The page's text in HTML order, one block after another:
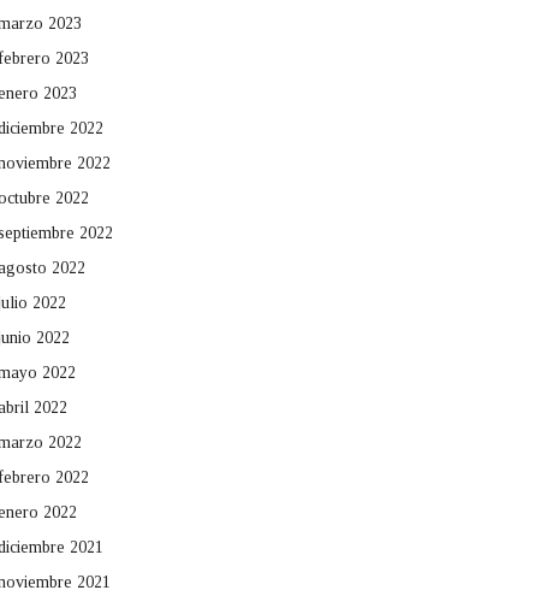
2023
2023
2023
2022
2022
2022
2022
2022
2022
2022
2022
2022
2022
2022
2022
2021
2021